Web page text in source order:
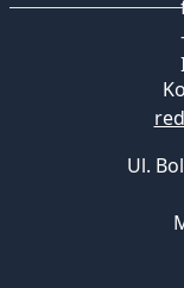
Ul.